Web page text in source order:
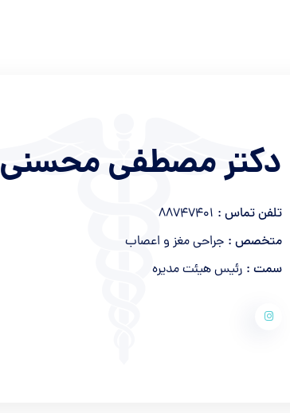
دکتر مصطفی محسنی
تلفن تماس : 88747401
متخصص : جراحی مغز و اعصاب
سمت : رئیس هیئت مدیره